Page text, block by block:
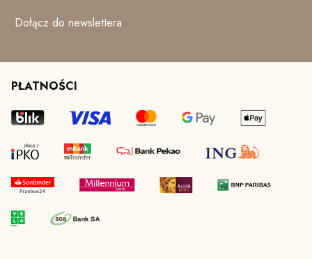
Dołącz do newslettera
PŁATNOŚCI